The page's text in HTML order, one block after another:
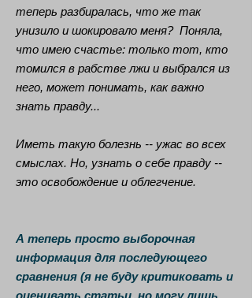
теперь разбиралась, что же так
унизило и шокировало меня? Поняла,
что имею счастье: только тот, кто
томился в рабстве лжи и выбрался из
него, может понимать, как важно
знать правду...
Иметь такую болезнь -- ужас во всех
смыслах. Но, узнать о себе правду --
это освобождение и облегчение.
А теперь просто выборочная
информация для последующего
сравнения (я не буду критиковать и
оценивать статьи, но могу лишь